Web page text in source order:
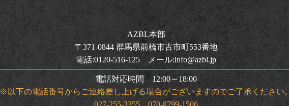
AZBL本部
〒371-0844 群馬県前橋市古市町553番地
電話:0120-516-125 メール:info@azbl.jp
電話対応時間 12:00～18:00
※以下の電話番号からご連絡差し上げる場合がございますのでご了承ください。
027-255-3355 070-8799-1506